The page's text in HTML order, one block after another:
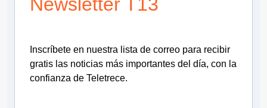
Inscríbete en nuestra lista de correo para recibir
gratis las noticias más importantes del día, con la
confianza de Teletrece.